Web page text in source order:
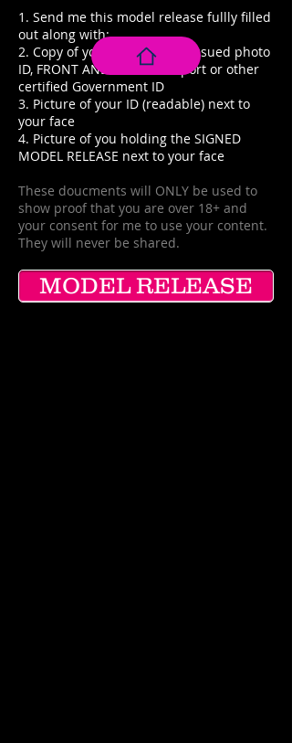
1. Send me this model release fullly filled
out along with:
2. Copy of your government issued photo
ID, FRONT AND BACK. Passport or other
certified Government ID
3. Picture of your ID (readable) next to
your face
4. Picture of you holding the SIGNED
MODEL RELEASE next to your face
These doucments will ONLY be used to
show proof that you are over 18+ and
your consent for me to use your content.
They will never be shared.
MODEL RELEASE